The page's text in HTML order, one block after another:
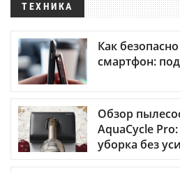
ТЕХНИКА
Как
смартфон:
Обзор
AquaCycle
уборка без